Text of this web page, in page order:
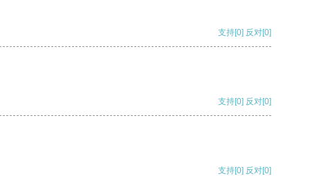
支持[0] 反对[0]
支持[0] 反对[0]
支持[0] 反对[0]